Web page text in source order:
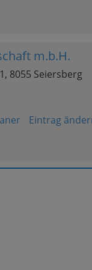
m.b.H.
8055 Seiersberg
Eintrag